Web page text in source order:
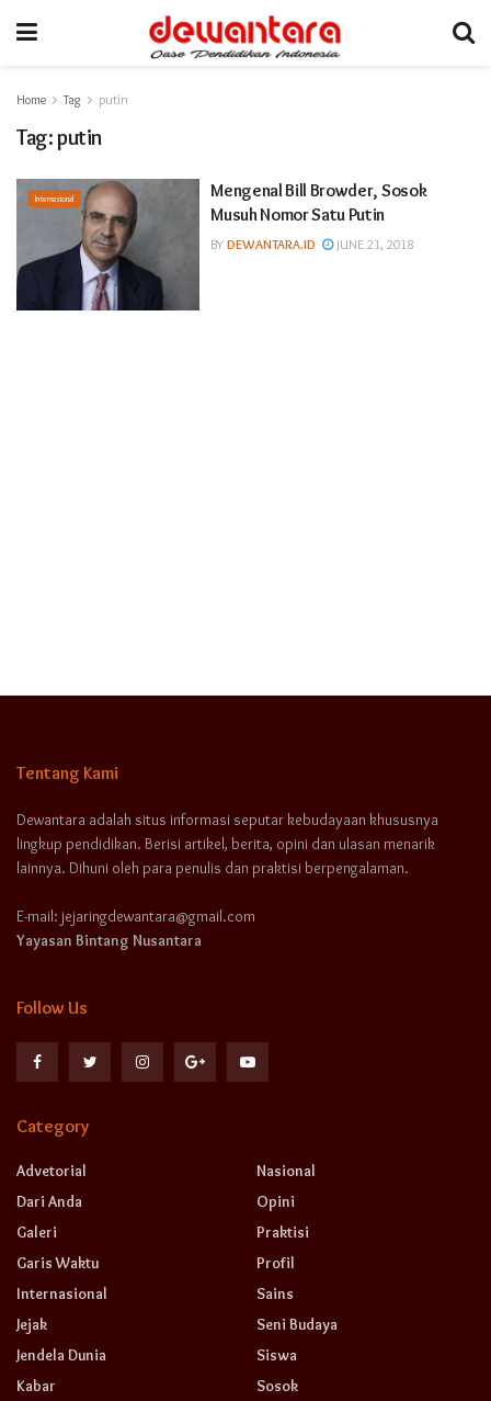
Home Tag putin
Tag:putin
Internasional
Mengenal Bill Browder, Sosok
Musuh Nomor Satu Putin
BY DEWANTARA.ID JUNE 21, 2018
Tentang Kami
Dewantara adalah situs informasi seputar kebudayaan khususnya
lingkup pendidikan. Berisi artikel, berita, opini dan ulasan menarik
lainnya. Dihuni oleh para penulis dan praktisi berpengalaman.
E-mail: jejaringdewantara@gmail.com
Yayasan Bintang Nusantara
Follow Us
Category
Advetorial
Dari Anda
Galeri
Garis Waktu
Internasional
Jejak
Jendela Dunia
Kabar
Nasional
Opini
Praktisi
Profil
Sains
Seni Budaya
Siswa
Sosok